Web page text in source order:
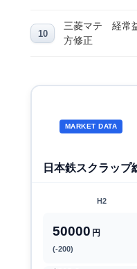
三菱マテ 経常
方修正
MARKET DATA
日本鉄スクラップ
H2
50000 円
(-200)